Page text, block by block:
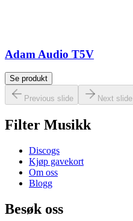
Adam Audio T5V
Se produkt
Previous slide Next slide
Filter Musikk
Discogs
Kjøp gavekort
Om oss
Blogg
Besøk oss